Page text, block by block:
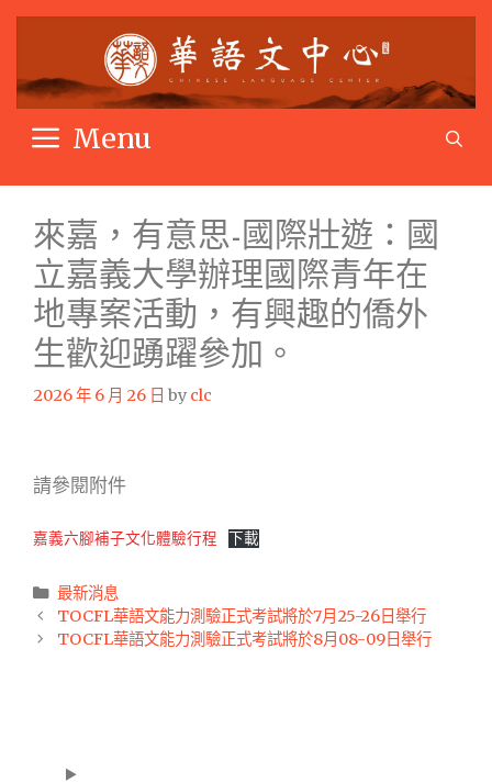
Skip
Menu
來嘉，有意思-國際壯遊：國
立嘉義大學辦理國際青年在
地專案活動，有興趣的僑外
生歡迎踴躍參加。
2026 年 6 月 26 日 by clc
請參閱附件
嘉義六腳補子文化體驗行程 下載
Categories
最新消息
Post
navigation
TOCFL華語文能力測驗正式考試將於7月25-26日舉行
TOCFL華語文能力測驗正式考試將於8月08-09日舉行